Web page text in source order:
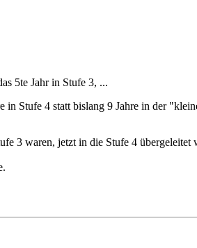
5te Jahr in Stufe 3, ...
Stufe 4 statt bislang 9 Jahre in der
3 waren, jetzt in die Stufe 4